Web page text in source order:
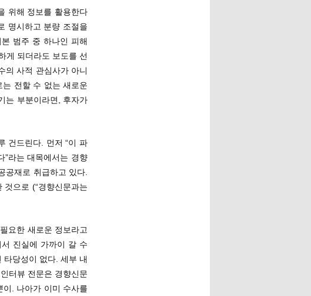
위해 정보를 활용한다
명시하고 분량 조절을
범주 중 하나인 피해
게 되더라도 보도를 선
의 사적 관심사가 아니
전할 수 없는 새로운
는 부분이라면, 후자가
건드린다. 먼저 “이 파
”라는 대목에서는 경향
공재로 취급하고 있다.
으로 (“경향신문과는
요한 새로운 정보라고
진실에 가까이 갈 수
타당성이 없다. 세부 내
터뷰 전문은 경향신문
. 나아가 이미 수사를